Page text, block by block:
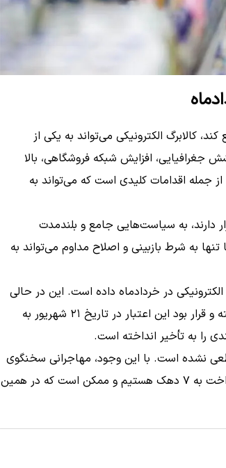
کالابرگ الکترونیکی می‌تواند به یکی از
افزایش شبکه فروشگاهی، بالا
از جمله اقدامات کلیدی است که می‌تواند به
به سیاست‌هایی جامع و بلندمدت
به شرط بازبینی و اصلاح مداوم می‌تواند به
در خردادماه داده است. این در حالی
است که بیش از ۲۰ روز از موعد اولیه پرداخت این مرحله گذشته و قرار بود این اعتبار در تاریخ ۲۱ شهریور به
را به تأخیر انداخته است.
مرحله قطعی نشده است. با این وجود، مهاجرانی سخنگوی
دولت اعلام کرده است که «در انتظار تأمین منابع لازم برای پرداخت به ۷ دهک هستیم و ممکن است که در همین